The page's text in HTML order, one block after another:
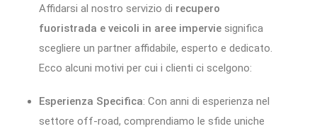
Affidarsi al nostro servizio di recupero
fuoristrada e veicoli in aree impervie significa
scegliere un partner affidabile, esperto e dedicato.
Ecco alcuni motivi per cui i clienti ci scelgono:
Esperienza Specifica: Con anni di esperienza nel
settore off-road, comprendiamo le sfide uniche